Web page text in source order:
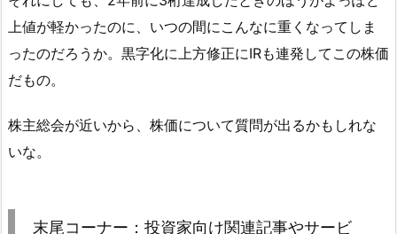
上値が軽かったのに、いつの間にこんなに重くなってしま
ったのだろうか。黒字化に上方修正にIRも連発してこの株価
だもの。
株主総会が近いから、株価について質問が出るかもしれな
いな。
末尾コーナー：投資家向け関連記事やサービ